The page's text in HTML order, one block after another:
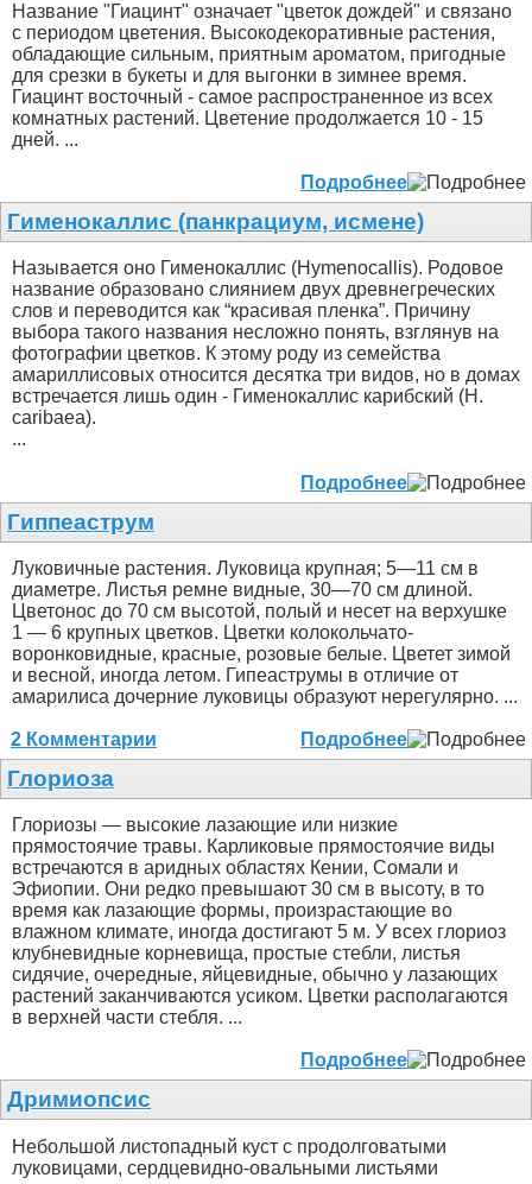
Название "Гиацинт" означает "цветок дождей" и связано
с периодом цветения. Высокодекоративные растения,
обладающие сильным, приятным ароматом, пригодные
для срезки в букеты и для выгонки в зимнее время.
Гиацинт восточный - самое распространенное из всех
комнатных растений. Цветение продолжается 10 - 15
дней. ...
Подробнее
Гименокаллис (панкрациум, исмене)
Называется оно Гименокаллис (Hymenocallis). Родовое
название образовано слиянием двух древнегреческих
слов и переводится как “красивая пленка”. Причину
выбора такого названия несложно понять, взглянув на
фотографии цветков. К этому роду из семейства
амариллисовых относится десятка три видов, но в домах
встречается лишь один - Гименокаллис карибский (H.
caribaea).
...
Подробнее
Гиппеаструм
Луковичные растения. Луковица крупная; 5—11 см в
диаметре. Листья ремне видные, 30—70 см длиной.
Цветонос до 70 см высотой, полый и несет на верхушке
1 — 6 крупных цветков. Цветки колокольчато-
воронковидные, красные, розовые белые. Цветет зимой
и весной, иногда летом. Гипеаструмы в отличие от
амарилиса дочерние луковицы образуют нерегулярно. ...
2 Комментарии Подробнее
Глориоза
Глориозы — высокие лазающие или низкие
прямостоячие травы. Карликовые прямостоячие виды
встречаются в аридных областях Кении, Сомали и
Эфиопии. Они редко превышают 30 см в высоту, в то
время как лазающие формы, произрастающие во
влажном климате, иногда достигают 5 м. У всех глориоз
клубневидные корневища, простые стебли, листья
сидячие, очередные, яйцевидные, обычно у лазающих
растений заканчиваются усиком. Цветки располагаются
в верхней части стебля. ...
Подробнее
Дримиопсис
Небольшой листопадный куст с продолговатыми
луковицами, сердцевидно-овальными листьями